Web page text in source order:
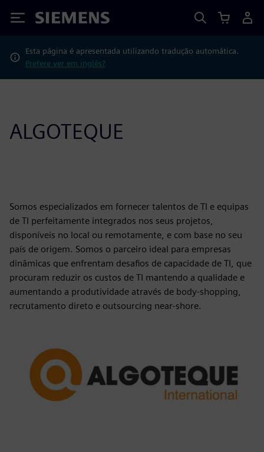
Siemens
Esta página é apresentada utilizando tradução automática.
Prefere ver em inglês?
ALGOTEQUE
Somos especializados em fornecer talentos de TI e equipas
de TI perfeitamente integrados nos seus projetos,
disponíveis no local ou remotamente, e com base no seu
país de origem. Somos o parceiro ideal para empresas
dinâmicas que enfrentam desafios de capacidade de TI, que
procuram reduzir os custos de TI mantendo a qualidade e
aumentando a produtividade através de body-shopping,
recrutamento direto e outsourcing near-shore.